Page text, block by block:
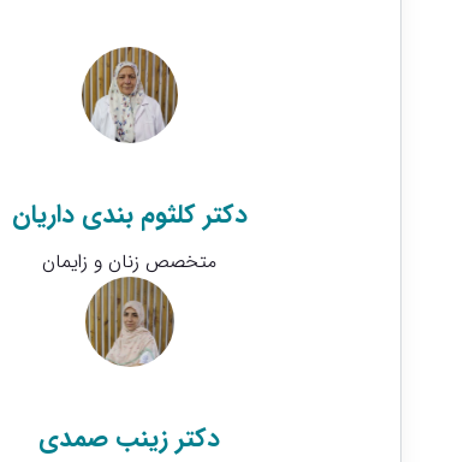
دکتر کلثوم بندی داریان
متخصص زنان و زایمان
دکتر زینب صمدی